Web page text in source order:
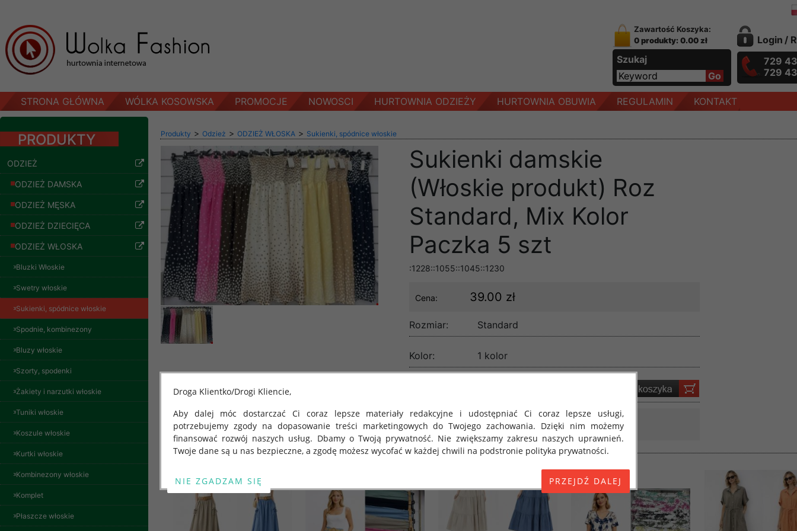
Zawartość Koszyka:
0 produkty: 0.00 zł
Szukaj
Login /
729
729
STRONA GŁÓWNA WÓLKA KOSOWSKA PROMOCJE NOWOSCI HURTOWNIA ODZIEŻY HURTOWNIA OBUWIA REGULAMIN KONTAKT
PRODUKTY
ODZIEŻ
ODZIEŻ DAMSKA
ODZIEŻ MĘSKA
ODZIEŻ DZIECIĘCA
ODZIEŻ WŁOSKA
Bluzki Włoskie
Swetry włoskie
Sukienki, spódnice włoskie
Spodnie, kombinezony
Bluzy włoskie
Szorty, spodenki
Żakiety i narzutki włoskie
Tuniki włoskie
Koszule włoskie
Kurtki włoskie
Kombinezony włoskie
Komplet
Płaszcze włoskie
Spodnie damskie
jeansy Roz 29-36, 1
Kolor Paczka 10 szt
57.00 zł
szczegóły
Produkty > Odzież > ODZIEŻ WŁOSKA > Sukienki, spódnice włoskie
Sukienki damskie
(Włoskie produkt) Roz
Standard, Mix Kolor
Paczka 5 szt
:1228::1055::1045::1230
Cena: 39.00 zł
Rozmiar: Standard
Kolor: 1 kolor
Inne produkty
Droga Klientko/Drogi Kliencie,
Aby dalej móc dostarczać Ci coraz lepsze materiały redakcyjne i udostępniać Ci coraz lepsze usługi,
potrzebujemy zgody na dopasowanie treści marketingowych do Twojego zachowania. Dzięki nim możemy
finansować rozwój naszych usług. Dbamy o Twoją prywatność. Nie zwiększamy zakresu naszych uprawnień.
Twoje dane są u nas bezpieczne, a zgodę możesz wycofać w każdej chwili na podstronie polityka prywatności.
Od 25 maja 2018 roku obowiązuje Rozporządzenie Parlamentu Europejskiego i Rady (UE) 2016/679 z dnia 27
kwietnia 2016 r. w sprawie ochrony osób fizycznych w związku z przetwarzaniem danych osobowych i w sprawie
swobodnego przepływu takich danych oraz uchylenia dyrektywy 95/46/WE (określane jako "RODO", "ORODO",
"GDPR" lub "Ogólne Rozporządzenie o Ochronie Danych"). W związku z tym chcielibyśmy poinformować Cię o
przetwarzaniu Twoich danych oraz zasadach, na jakich odbywa się to po dniu 25 maja 2018 roku. Poniżej